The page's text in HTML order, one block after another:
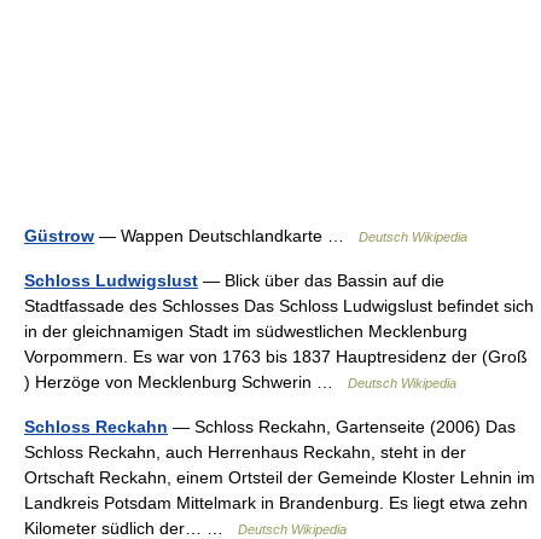
Güstrow — Wappen Deutschlandkarte … Deutsch Wikipedia
Schloss Ludwigslust — Blick über das Bassin auf die
Stadtfassade des Schlosses Das Schloss Ludwigslust befindet sich
in der gleichnamigen Stadt im südwestlichen Mecklenburg
Vorpommern. Es war von 1763 bis 1837 Hauptresidenz der (Groß
) Herzöge von Mecklenburg Schwerin …
Deutsch Wikipedia
Schloss Reckahn — Schloss Reckahn, Gartenseite (2006) Das
Schloss Reckahn, auch Herrenhaus Reckahn, steht in der
Ortschaft Reckahn, einem Ortsteil der Gemeinde Kloster Lehnin im
Landkreis Potsdam Mittelmark in Brandenburg. Es liegt etwa zehn
Kilometer südlich der… …
Deutsch Wikipedia